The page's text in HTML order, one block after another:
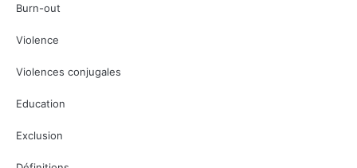
Burn-out
Violence
Violences conjugales
Education
Exclusion